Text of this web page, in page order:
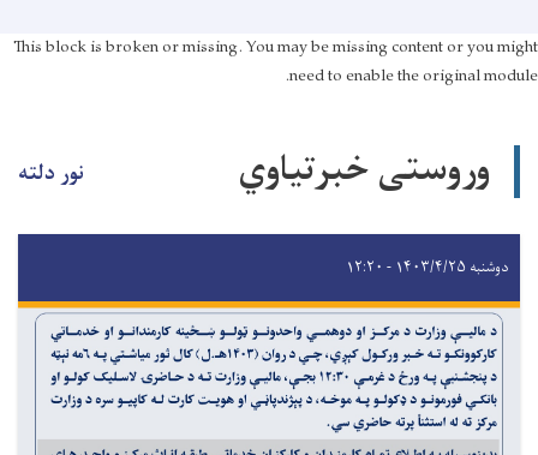
This block is broken or missing. You may be missing content or you might
need to enable the original module.
وروستی خبرتیاوي نور دلته
دوشنبه ۱۴۰۳/۴/۲۵ - ۱۲:۲۰